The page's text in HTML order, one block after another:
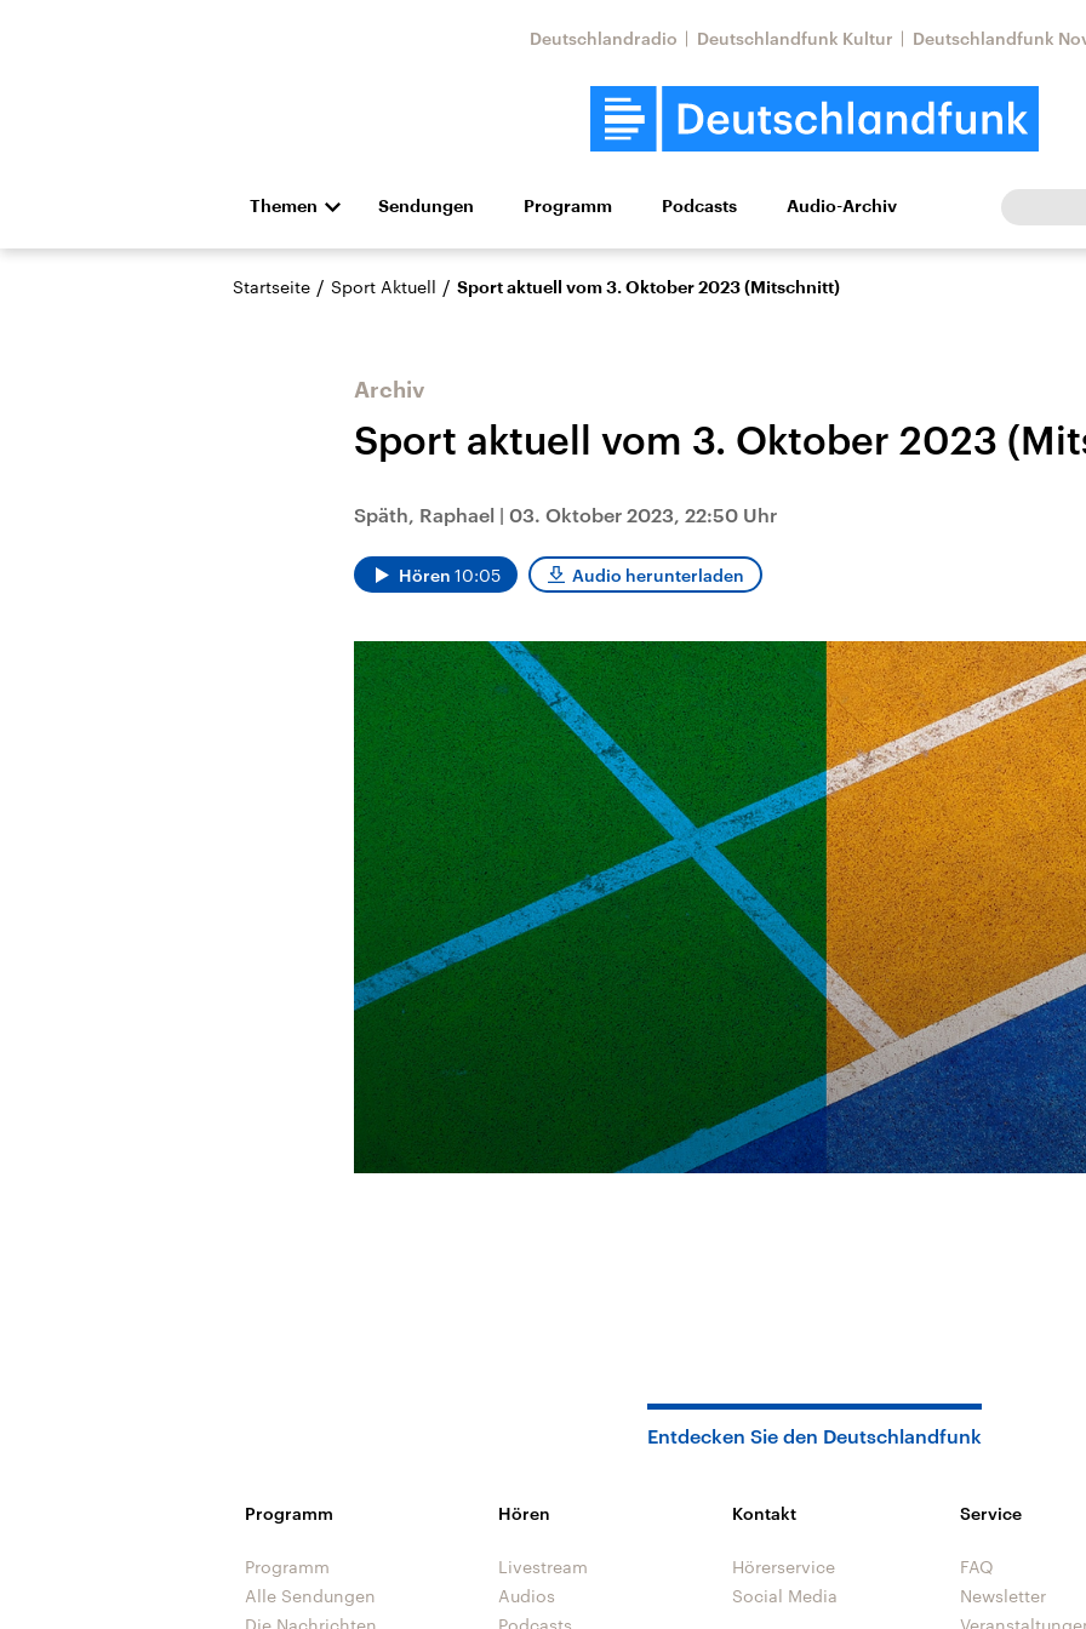
Deutschlandradio Deutschlandfunk Kultur Deutschlandfunk
Themen
Die Nachrichten Politik Wirtschaft Wissen Kultur Europa
Hörspiel und Feature Musik
Landtagswahl Sachsen-
Anhalt 2026
Sachsen-Anhalt wählt
am 6. September 2026
Bundesland von einer
Koalition aus CDU, SPD
und FDP regiert.-
Umfragen, Prognosen,
Wahlprogramme,
aktuelle Berichte und
Hintergründe zu den
Parteien und Kandidaten
der anstehenden Wahl.
USA
Aktuelle Beiträge,
Hintergründe
Wirtschaftlich und
den mächtigsten
Ländern der Erde, mit
großem Einfluss auf das
aktuelle Weltgeschehen.
Nahostkonflikt
Aktuelle Lage und
Der Überfall der
palästinensischen
auf Israel hat in der
Region wieder die
Gewalt entfacht. Israel
möchte die Hamas
zerstören. Diese wird wie
die Hisbollah im Libanon
vom Iran unterstützt.
von einem
Religionsführer
regierter Staat im
Osten. Eine
zu Israel und zu
ist fest in der
Staatsideologie
verankert.
Sendungen Programm Podcasts Audio-Archiv
Startseite / Sport Aktuell / Sport aktuell vom 3. Oktober 2023 (Mitschnitt)
Archiv
Sport aktuell vom 3. Oktober 2023
Späth, Raphael | 03. Oktober 2023, 22:50 Uhr
Hören 10:05 Audio herunterladen
Entdecken Sie den Deutschlandfunk
Programm
Programm
Alle Sendungen
Die Nachrichten
Hören
Livestream
Audios
Podcasts
Kontakt
Hörerservice
Social Media
Service
FAQ
Newsletter